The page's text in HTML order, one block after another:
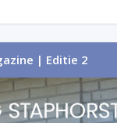
| Editie 2